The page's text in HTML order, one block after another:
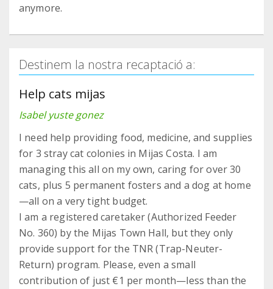
anymore.
Destinem la nostra recaptació a:
Help cats mijas
Isabel yuste gonez
I need help providing food, medicine, and supplies
for 3 stray cat colonies in Mijas Costa. I am
managing this all on my own, caring for over 30
cats, plus 5 permanent fosters and a dog at home
—all on a very tight budget.
I am a registered caretaker (Authorized Feeder
No. 360) by the Mijas Town Hall, but they only
provide support for the TNR (Trap-Neuter-
Return) program. Please, even a small
contribution of just €1 per month—less than the